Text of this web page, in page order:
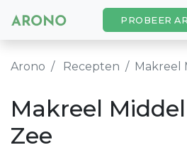
PROBEER
Arono Recepten Makreel
Makreel
Zee